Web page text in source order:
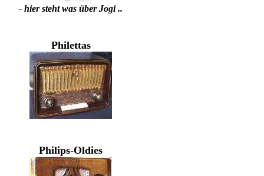
- hier steht was über Jogi ..
Philettas
Philips-Oldies